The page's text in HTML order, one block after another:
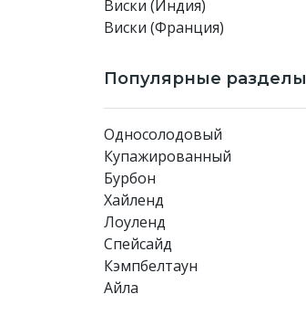
Виски (Индия)
Виски (Франция)
Популярные разделы
Односолодовый
Купажированный
Бурбон
Хайленд
Лоуленд
Спейсайд
Кэмпбелтаун
Айла